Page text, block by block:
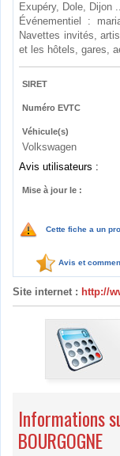
Exupéry, Dole, Dijon
Événementiel :
Navettes invités,
et les hôtels, gares,
SIRET
Numéro EVTC
Véhicule(s)
Volkswagen
Avis utilisateurs :
Mise à jour le :
Cette fiche a un
Avis et
Site internet : http://
Informations
BOURGOGNE